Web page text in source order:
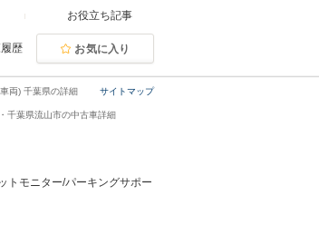
お役立ち記事
歴 お気に入り
サイトマップ
両) 千葉県の詳細
千葉県流山市の中古車詳細
トモニター/パーキングサポー